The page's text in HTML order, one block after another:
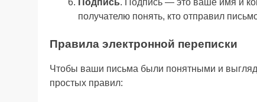
Подпись. Подпись — это ваше имя и
получателю понять, кто отправил
Правила электронной переписки
Чтобы ваши письма были понятными и
простых правил: